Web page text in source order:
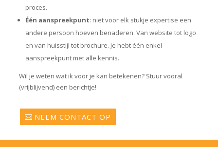
proces.
Één aanspreekpunt: niet voor elk stukje expertise een
andere persoon hoeven benaderen. Van website tot logo
en van huisstijl tot brochure. Je hebt één enkel
aanspreekpunt met alle kennis.
Wil je weten wat ik voor je kan betekenen? Stuur vooral
(vrijblijvend) een berichtje!
NEEM CONTACT OP